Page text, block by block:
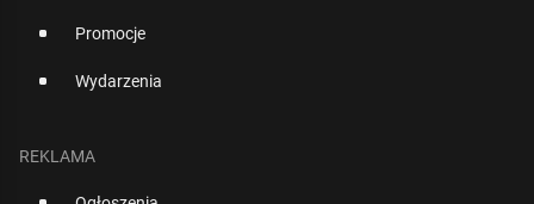
Promocje
Wydarzenia
REKLAMA